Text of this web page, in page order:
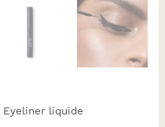
Eyeliner liquide